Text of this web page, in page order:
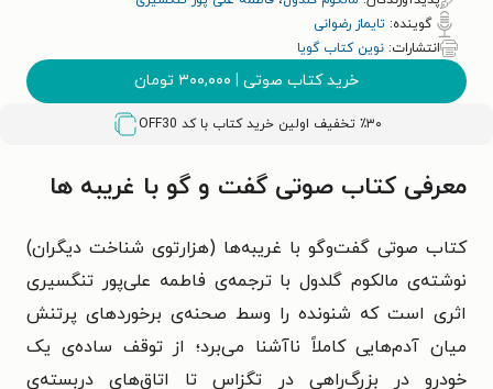
گوینده: تایماز رضوانی
انتشارات: نوین کتاب گویا
خرید کتاب صوتی | ۳۰۰,۰۰۰ تومان
٪۳۰ تخفیف اولین خرید کتاب با کد OFF30
معرفی کتاب صوتی گفت‌ و گو با غریبه‌ ها
کتاب صوتی گفت‌وگو با غریبه‌ها (هزارتوی شناخت دیگران)
نوشته‌ی مالکوم گلدول با ترجمه‌ی فاطمه علی‌پور تنگسیری
اثری است که شنونده را وسط صحنه‌ی برخوردهای پرتنش
میان آدم‌هایی کاملاً ناآشنا می‌برد؛ از توقف ساده‌ی یک
خودرو در بزرگ‌راهی در تگزاس تا اتاق‌های دربسته‌ی